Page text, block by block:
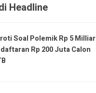
Headline
Soal Polemik Rp 5 Milliar
Rp 200 Juta Calon